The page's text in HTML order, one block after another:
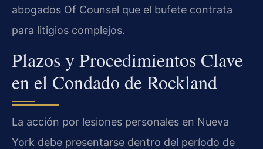
abogados Of Counsel que el bufete contrata
para litigios complejos.
Plazos y Procedimientos Clave
en el Condado de Rockland
La acción por lesiones personales en Nueva
York debe presentarse dentro del período de